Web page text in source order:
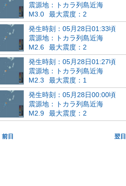
震源地：トカラ列島近海
M3.0
最大震度：2
発生時刻：05月28日01:33頃
震源地：トカラ列島近海
M2.6
最大震度：2
発生時刻：05月28日01:27頃
震源地：トカラ列島近海
M2.3
最大震度：1
発生時刻：05月28日00:00頃
震源地：トカラ列島近海
M2.9
最大震度：2
前日 翌日